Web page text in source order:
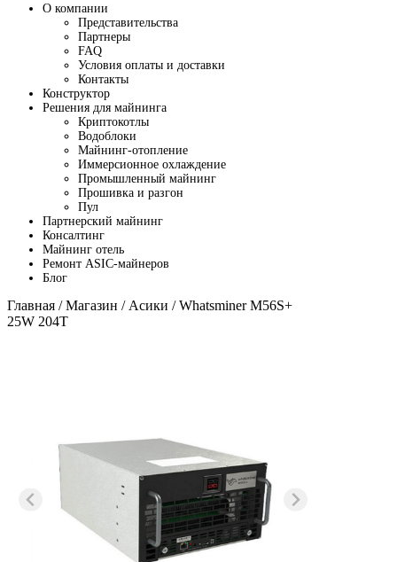
О компании
Представительства
Партнеры
FAQ
Условия оплаты и доставки
Контакты
Конструктор
Решения для майнинга
Криптокотлы
Водоблоки
Майнинг-отопление
Иммерсионное охлаждение
Промышленный майнинг
Прошивка и разгон
Пул
Партнерский майнинг
Консалтинг
Майнинг отель
Ремонт ASIC-майнеров
Блог
Главная /Магазин / Асики / Whatsminer M56S+
25W 204T